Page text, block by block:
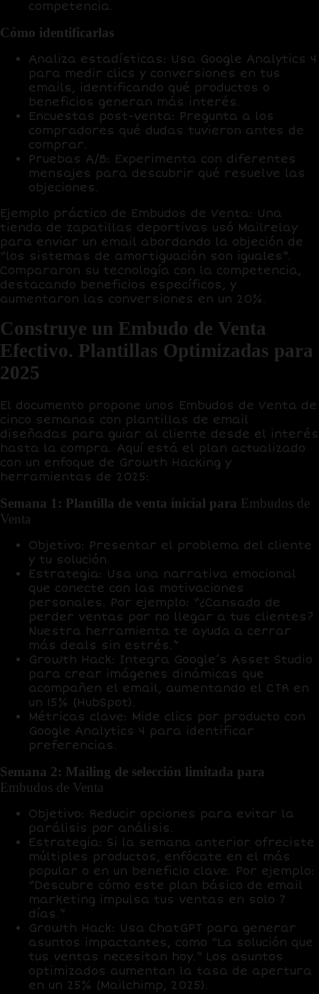
competencia.
Cómo identificarlas
Analiza estadísticas: Usa Google Analytics 4
para medir clics y conversiones en tus
emails, identificando qué productos o
beneficios generan más interés.
Encuestas post-venta: Pregunta a los
compradores qué dudas tuvieron antes de
comprar.
Pruebas A/B: Experimenta con diferentes
mensajes para descubrir qué resuelve las
objeciones.
Ejemplo práctico de Embudos de Venta: Una
tienda de zapatillas deportivas usó Mailrelay
para enviar un email abordando la objeción de
“los sistemas de amortiguación son iguales”.
Compararon su tecnología con la competencia,
destacando beneficios específicos, y
aumentaron las conversiones en un 20%.
Construye un Embudo de Venta
Efectivo. Plantillas Optimizadas para
2025
El documento propone unos Embudos de Venta de
cinco semanas con plantillas de email
diseñadas para guiar al cliente desde el interés
hasta la compra. Aquí está el plan actualizado
con un enfoque de Growth Hacking y
herramientas de 2025:
Semana 1: Plantilla de venta inicial para Embudos de
Venta
Objetivo: Presentar el problema del cliente
y tu solución.
Estrategia: Usa una narrativa emocional
que conecte con las motivaciones
personales. Por ejemplo: “¿Cansado de
perder ventas por no llegar a tus clientes?
Nuestra herramienta te ayuda a cerrar
más deals sin estrés.”
Growth Hack: Integra Google’s Asset Studio
para crear imágenes dinámicas que
acompañen el email, aumentando el CTR en
un 15% (HubSpot).
Métricas clave: Mide clics por producto con
Google Analytics 4 para identificar
preferencias.
Semana 2: Mailing de selección limitada para
Embudos de Venta
Objetivo: Reducir opciones para evitar la
parálisis por análisis.
Estrategia: Si la semana anterior ofreciste
múltiples productos, enfócate en el más
popular o en un beneficio clave. Por ejemplo:
“Descubre cómo este plan básico de email
marketing impulsa tus ventas en solo 7
días.”
Growth Hack: Usa ChatGPT para generar
asuntos impactantes, como “La solución que
tus ventas necesitan hoy.” Los asuntos
optimizados aumentan la tasa de apertura
en un 25% (Mailchimp, 2025).